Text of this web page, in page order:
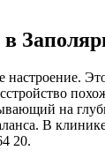
на
В
20.